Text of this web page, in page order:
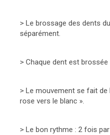
> Le brossage des dents
séparément.
> Chaque dent est brossée
> Le mouvement se fait de
rose vers le blanc ».
> Le bon rythme : 2 fois